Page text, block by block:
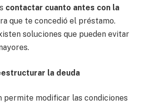
contactar cuanto antes con la
que te concedió el préstamo.
soluciones que pueden evitar
la deuda
permite modificar las condiciones